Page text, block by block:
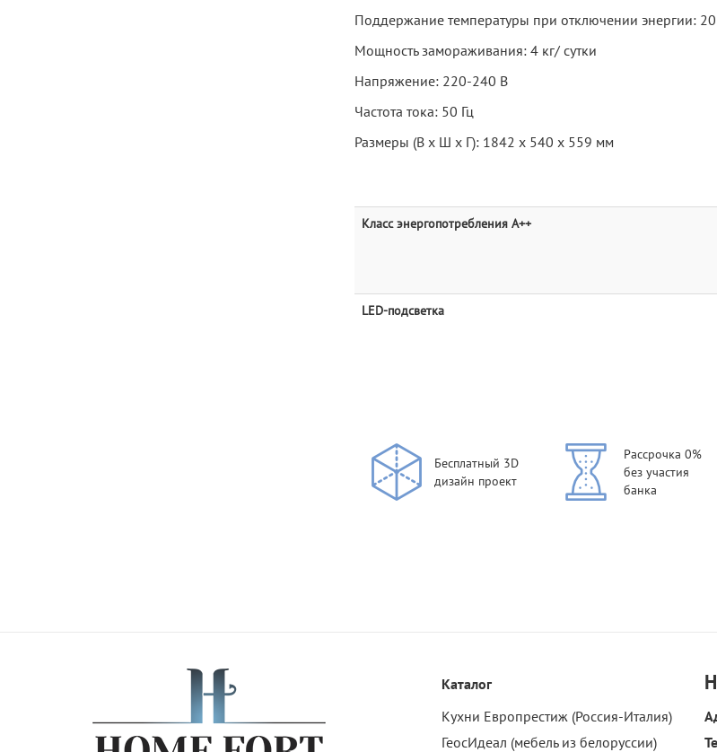
Поддержание температуры при отключении энергии: 20
Мощность замораживания: 4 кг/ сутки
Напряжение: 220-240 В
Частота тока: 50 Гц
Размеры (В х Ш х Г): 1842 х 540 х 559 мм
Класс энергопотребления A++
LED-подсветка
Бесплатный 3D
дизайн проект
Рассрочка 0%
без участия
банка
Каталог
Кухни Европрестиж (Россия-Италия)
ГеосИдеал (мебель из белоруссии)